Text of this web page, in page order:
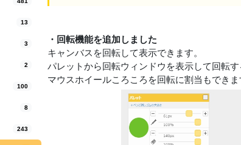
13
3
2
100
8
243
・回転機能を追加しました
キャンバスを回転して表示できます。
パレットから回転ウィンドウを表示して回転
マウスホイールころころを回転に割当もできま